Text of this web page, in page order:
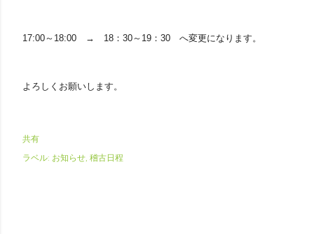
17:00～18:00 → 18：30～19：30 へ変更になります。
よろしくお願いします。
共有
ラベル: お知らせ 稽古日程